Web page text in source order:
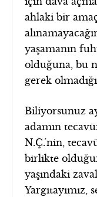
ahlaki bir
yaşamanın
olduğuna, bu
gerek
Biliyorsunuz
adamın
N.Ç.’nin,
birlikte
yaşındaki
Yargıtayımız,